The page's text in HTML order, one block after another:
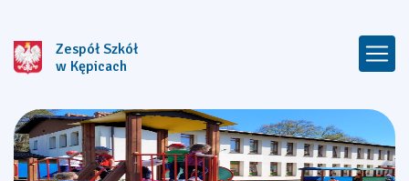
Zespół Szkół
w Kępicach